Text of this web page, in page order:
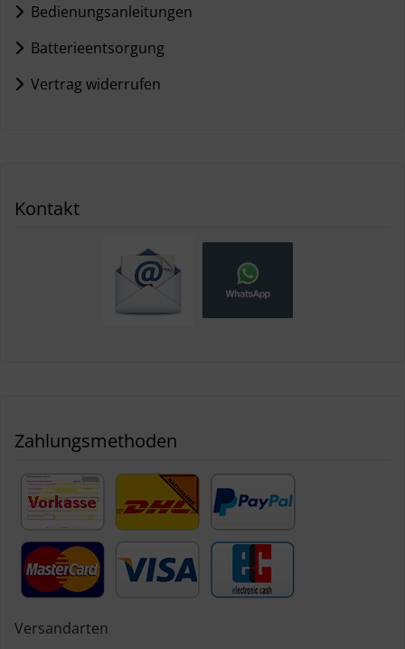
Bedienungsanleitungen
Batterieentsorgung
Vertrag widerrufen
Kontakt
Zahlungsmethoden
Versandarten